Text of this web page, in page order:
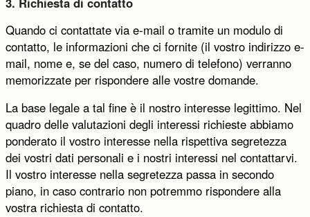
Quando ci contattate via e-mail o tramite un modulo di
contatto, le informazioni che ci fornite (il vostro indirizzo e-
mail, nome e, se del caso, numero di telefono) verranno
memorizzate per rispondere alle vostre domande.
La base legale a tal fine è il nostro interesse legittimo. Nel
quadro delle valutazioni degli interessi richieste abbiamo
ponderato il vostro interesse nella rispettiva segretezza
dei vostri dati personali e i nostri interessi nel contattarvi.
Il vostro interesse nella segretezza passa in secondo
piano, in caso contrario non potremmo rispondere alla
vostra richiesta di contatto.